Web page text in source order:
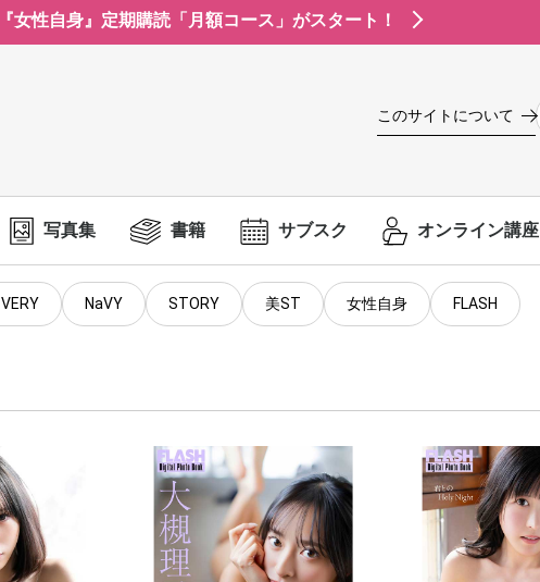
『女性自身』定期購読「月額コース」がスタート！
このサイトについて
写真集 書籍 サブスク オンライン講座
VERY NaVY STORY 美ST 女性自身 FLASH